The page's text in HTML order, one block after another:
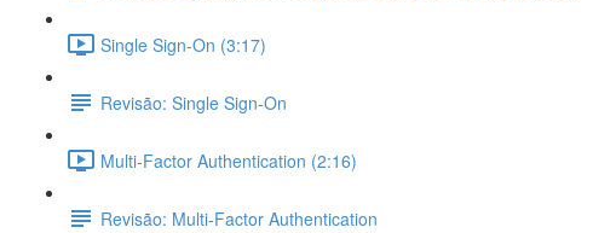
Single Sign-On (3:17)
Revisão: Single Sign-On
Multi-Factor Authentication (2:16)
Revisão: Multi-Factor Authentication